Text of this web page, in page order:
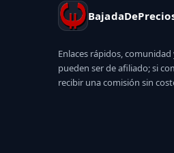
Enlaces rápidos, comunidad
pueden ser de afiliado; si
recibir una comisión sin